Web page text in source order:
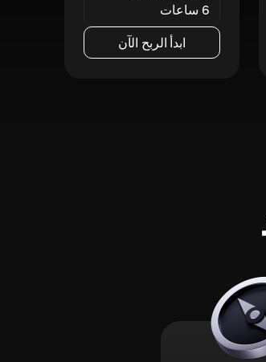
6 ساعات
ابدأ الربح الآن